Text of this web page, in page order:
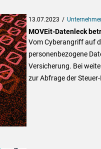
13.07.2023
MOVEit-Datenleck
Vom Cyberangriff auf
personenbezogene
Versicherung. Bei
zur Abfrage der